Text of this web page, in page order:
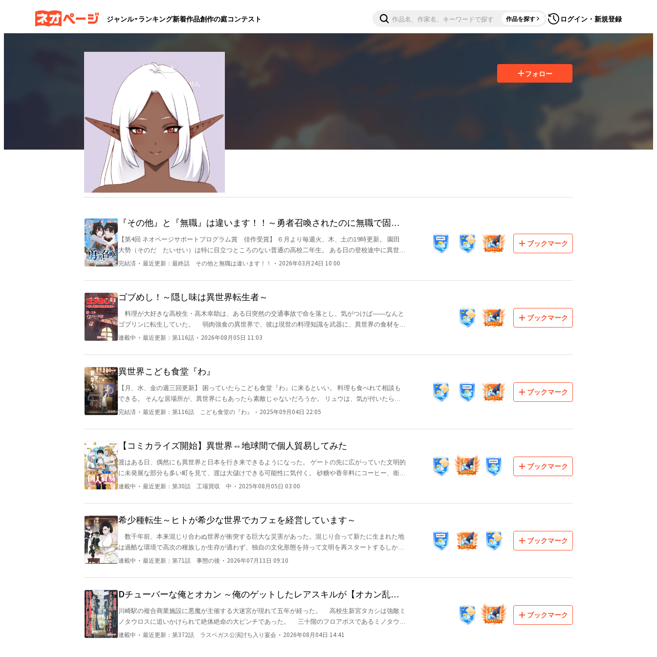
ジャンル ランキング新着作品創作の庭コンテスト 作品を探す ログイン・新規登録
レノ Lv.3
自己紹介はありません
フォロー フォロワー
フォロー
ブックマーク
『その他』と『無職』は違います！！～勇者召喚されたのに無職で固有
スキル無しはいらないと言われました～
【第4回 ネオページサポートプログラム賞 佳作受賞】 ６月より毎週火、木、土の19時更新。 園田
大勢（そのだ たいせい）は特に目立つところのない普通の高校二年生。 ある日の登校途中に異世界
へと召喚されてしまった。 少しばかり運が悪いことは自覚していたが、それがまさかの巻き込まれ召
なく異世界に召喚されてしまう。 大勢のステータスに表示されたレベルは『１』 職業は『その
他』。 スキル欄には『覚えることが出来ません』。 そんな役立たずの大勢は魔王討伐どころではな
いので、普通に冒険者として生活することに。 しかし、神様によって与えられていたおかしな加護に
よって、本来なら後から取得出来ないはずのスキルを魔物のもの限定で手に入れることが出来るよう
になっていた。 これは、常識外れのファンタジー世界で、モブが裏道から最強になっていくまでの物
語。
完結済 ・ 最近更新： 最終話 その他と無職は違います！！ ・ 2026年03月24日 10:00
ブックマーク
ゴブめし！～隠し味は異世界転生者～
料理が大好きな高校生・高木幸助は、ある日突然の交通事故で命を落とし、気がつけば——なんと
ゴブリンに転生していた。 弱肉強食の異世界で、彼は現世の料理知識を武器に、異世界の食材を使
って料理を作りながらゴブリンの巣で静かに暮らしていた。 そんなある日、人身売買の馬車が崖か
た。 幸助は空腹のミュラにシャーベットを作り、食べさせる。やがて心を開き出したミュラは幸助
に懐き、幸助を「ゴブ」と名付けて二人は絆を築いていく。 しかし、ある日、冒険者達の襲撃によ
ってゴブリンの巣は壊滅。ミュラは冒険者達に保護され、ゴブはひとり逃亡を余儀なくされる。
……だが、ミュラは彼を追ってきてしまった。 二人は逃げた先にあった空き家に一時の身を寄せる
が、ゴブはミュラの幸せを願い、近くにあった港町に残そうと決意する。 港町に入ると、ミュラが
お腹が空いたと言い、仕方なく人目のつかない裏通りに行くとウェアウルフの女性コヨミが営む店
理下手なウェアウルフの女主人・コヨミ。 スープを飲んだミュラは、あまりのマズさにゴブが料理
を作ってと言い出す。納得がいかないコヨミはそれを承諾し、仕方なくゴブが料理を作る。 作った
一皿は、コヨミを唸らせ、円満に解決した——かに思われたが、ミュラのうっかり発言によって、ゴ
ブがゴブリンであることがバレてしまう。 元冒険者だったコヨミはゴブは殺されかけるが、必死の
ミュラの説得でゴブはなんとか命が助かる。 その後、ゴブ達の事情を聞いたコヨミはある提案をす
る。それはコヨミに料理を教える事だった。 現世のレシピと異世界の食材を融合させ、ゴブ、ミュ
です。 ※この作品は「小説家になろう」さん、「カクヨム」さん、「ノベルアップ+」さん、「ア
ルファポリス」さん、とのマルチ投稿です。
連載中 ・ 最近更新： 第116話 ・ 2026年08月05日 11:03
ブックマーク
異世界こども食堂『わ』
【月、水、金の週三回更新】 困っていたらこども食堂『わ』に来るといい。 料理も食べれて相談も
できる。 そんな居場所が、異世界にもあったら素敵じゃないだろうか。 リュウは、気が付いたら異
世界にいた。 食堂をやっていた老夫婦に助けられたらしい。 やめるという食堂の後を継ぐ決意をす
人がいる。 苦しんだ人の居場所を作るべく奮闘する物語。
完結済 ・ 最近更新： 第116話 こども食堂の『わ』 ・ 2025年09月04日 22:05
ブックマーク
【コミカライズ開始】異世界⇔地球間で個人貿易してみた
渡はある日、偶然にも異世界と日本を行き来できるようになった。 ゲートの先に広がっていた文明的
に未発展な部分も多い町を見て、渡は大儲けできる可能性に気付く。 砂糖や香辛料にコーヒー、衛生
用品などを異世界に持ち込んで大金を得た渡は、異世界で売られているポーションを見て、ふと気づ
すポーションを地球に持ち込み、大儲けする渡。 やがて渡はそれぞれの世界の優れた品を売買し、地
球でも大活躍していくことに。
連載中 ・ 最近更新： 第30話 工場買収 中 ・ 2025年08月05日 03:00
ブックマーク
希少種転生～ヒトが希少な世界でカフェを経営しています～
数千年前、本来混じり合わぬ世界が衝突する巨大な災害があった。混じり合って新たに生まれた地
は過酷な環境で高次の種族しか生存が適わず、独自の文化形態を持って文明を再スタートするしかな
かったが、安定期に入った今、一つの種族が滅びに瀕していた。 ヒト。災害以前は一つの世界の支
造、短い寿命、才ある個体とそうでない個体の極端な差から徐々に減少。現在の生存数は十万を割
り、最早少数民族と化していた。 一方でヒトは小さくて脆弱ながら、混じり合った世界の他種族か
らは「可愛らしい」と呼ばれる容姿から珍重されるようになり、別の需要が生まれる。接することで
癒やされる愛玩動物的な立ち位置だ。 /そんな世界に転生してしまった一人の男は、祖父からヒト
の血を絶やしてはならぬという遺言を受け取り、僅かな財産で市民権を買い取り、一つの道を模索す
る。 それ即ち、穏健なハーレムを作って人口現象に僅かなりとも貢献しようという険しい道。その
連載中 ・ 最近更新： 第71話 事態の後 ・ 2026年07月11日 09:10
ブックマーク
Dチューバーな俺とオカン ～俺のゲットしたレアスキルが【オカン乱
入】だった件 大バズりしながらかーちゃんと一緒に迷宮の最
川崎駅の複合商業施設に悪魔が主催する大迷宮が現れて五年が経った。 高校生新宮タカシは強敵ミ
ノタウロスに追いかけられて絶体絶命の大ピンチであった。 三十階のフロアボスであるミノタウロ
スにF級の底辺配信冒険者であるタカシがかなう訳もなく、一撃を食らい瀕死の重傷で壁の横穴に逃
連載中 ・ 最近更新： 第372話 ラスベガス公演討ち入り宴会 ・ 2026年08月04日 14:41
ブックマーク